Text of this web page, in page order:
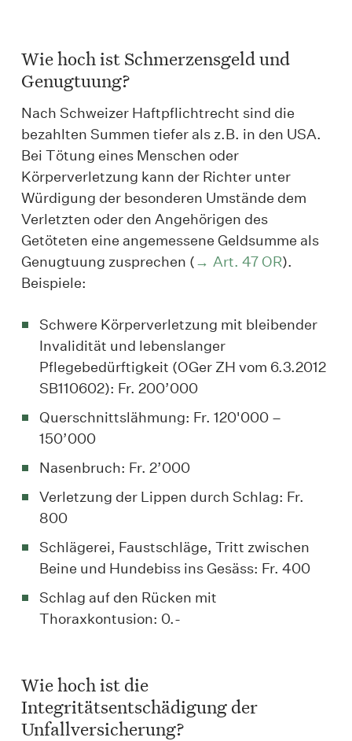
Wie hoch ist Schmerzensgeld und
Genugtuung?
Nach Schweizer Haftpflichtrecht sind die
bezahlten Summen tiefer als z.B. in den USA.
Bei Tötung eines Menschen oder
Körperverletzung kann der Richter unter
Würdigung der besonderen Umstände dem
Verletzten oder den Angehörigen des
Getöteten eine angemessene Geldsumme als
Genugtuung zusprechen (
Art. 47 OR).
Beispiele:
Schwere Körperverletzung mit bleibender
Invalidität und lebenslanger
Pflegebedürftigkeit (OGer ZH vom 6.3.2012
SB110602): Fr. 200’000
Querschnittslähmung: Fr. 120'000 –
150’000
Nasenbruch: Fr. 2’000
Verletzung der Lippen durch Schlag: Fr.
800
Schlägerei, Faustschläge, Tritt zwischen
Beine und Hundebiss ins Gesäss: Fr. 400
Schlag auf den Rücken mit
Thoraxkontusion: 0.-
Wie hoch ist die
Integritätsentschädigung der
Unfallversicherung?